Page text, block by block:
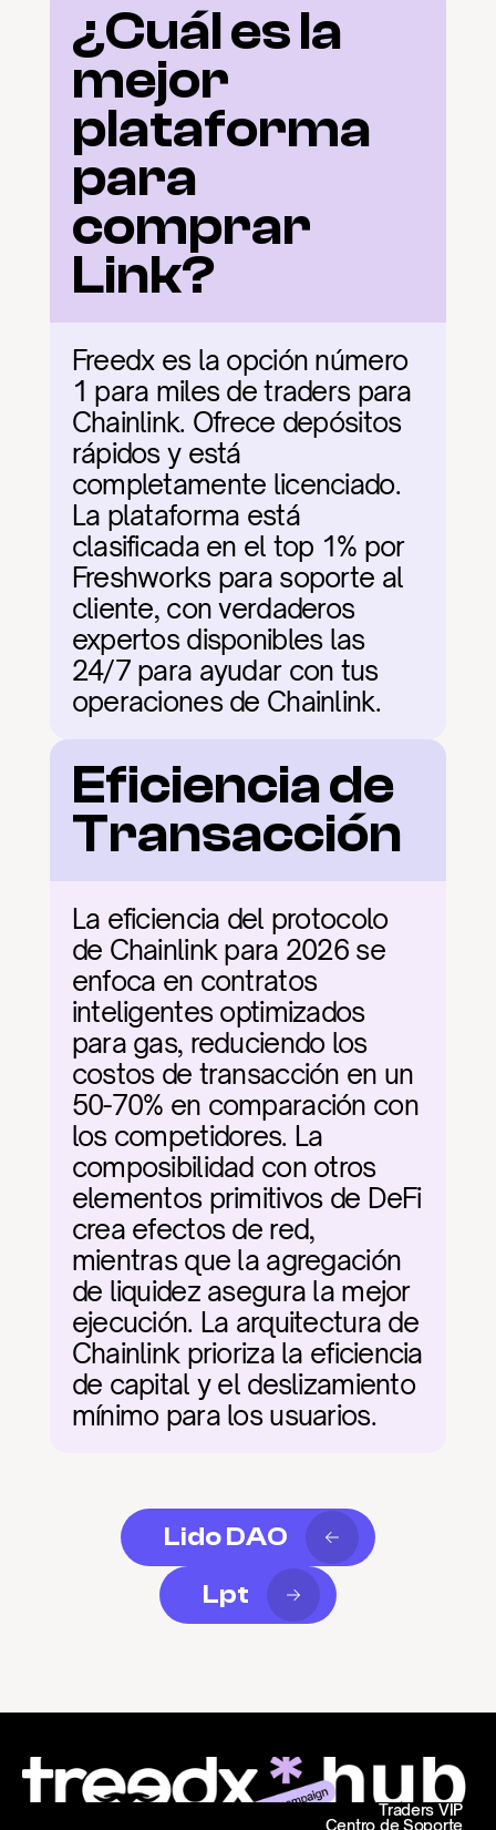
¿Cuál es la
mejor
plataforma
para
comprar
Link?
Freedx es la opción número
1 para miles de traders para
Chainlink. Ofrece depósitos
rápidos y está
completamente licenciado.
La plataforma está
clasificada en el top 1% por
Freshworks para soporte al
cliente, con verdaderos
expertos disponibles las
24/7 para ayudar con tus
operaciones de Chainlink.
Eficiencia de
Transacción
La eficiencia del protocolo
de Chainlink para 2026 se
enfoca en contratos
inteligentes optimizados
para gas, reduciendo los
costos de transacción en un
50-70% en comparación con
los competidores. La
composibilidad con otros
elementos primitivos de DeFi
crea efectos de red,
mientras que la agregación
de liquidez asegura la mejor
ejecución. La arquitectura de
Chainlink prioriza la eficiencia
de capital y el deslizamiento
mínimo para los usuarios.
Lido DAO
Lpt
Centro de Soporte
Traders VIP